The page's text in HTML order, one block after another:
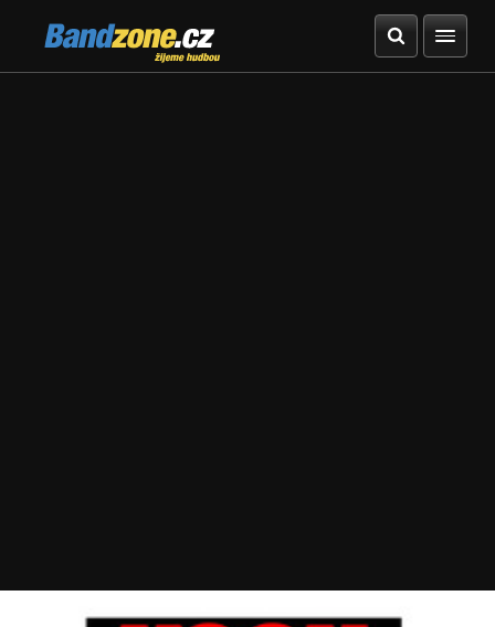
Bandzone.cz
žijeme hudbou